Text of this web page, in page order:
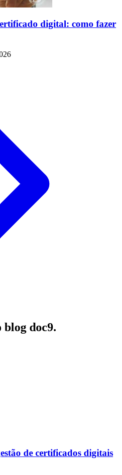
digital: como fazer
blog doc9.
de certificados digitais